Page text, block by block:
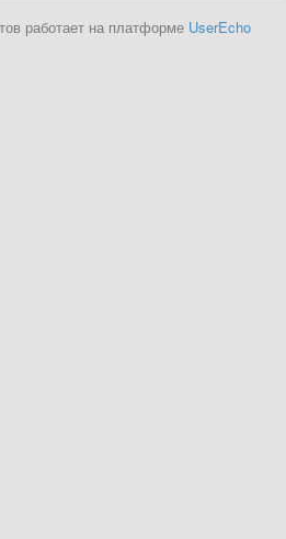
работает на платформе UserEcho